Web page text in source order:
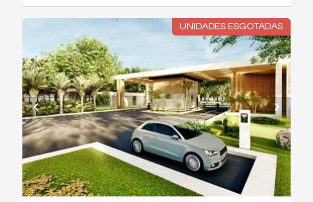
UNIDADES ESGOTADAS